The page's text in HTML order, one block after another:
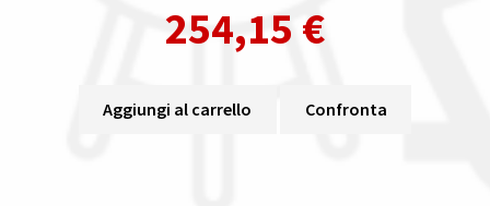
254,15 €
Aggiungi al carrello Confronta